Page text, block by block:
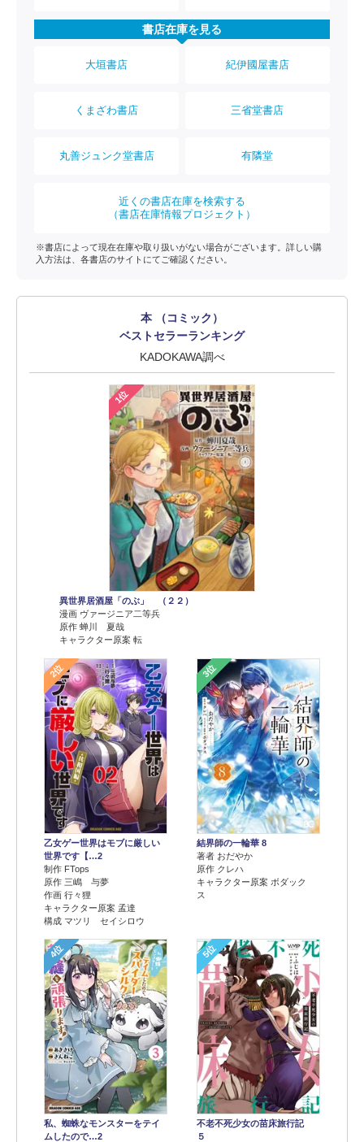
書店在庫を見る
大垣書店 紀伊國屋書店
くまざわ書店 三省堂書店
丸善ジュンク堂書店 有隣堂
近くの書店在庫を検索する
（書店在庫情報プロジェクト）
※書店によって現在在庫や取り扱いがない場合がございます。詳しい購
入方法は、各書店のサイトにてご確認ください。
本 （コミック）
ベストセラーランキング
KADOKAWA調べ
1位
異世界居酒屋「のぶ」 （２２）
漫画 ヴァージニア二等兵
原作 蝉川 夏哉
キャラクター原案 転
2位
乙女ゲー世界はモブに厳しい
世界です【…2
制作 FTops
原作 三嶋 与夢
作画 行々狸
キャラクター原案 孟達
構成 マツリ セイシロウ
3位
結界師の一輪華 8
著者 おだやか
原作 クレハ
キャラクター原案 ボダック
ス
4位
私、蜘蛛なモンスターをテイ
ムしたので…2
5位
不老不死少女の苗床旅行記
５